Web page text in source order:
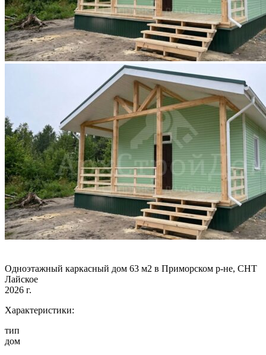
Одноэтажный каркасный дом 63 м2 в Приморском р-не, СНТ
Лайское
2026 г.
Характеристики:
тип
дом